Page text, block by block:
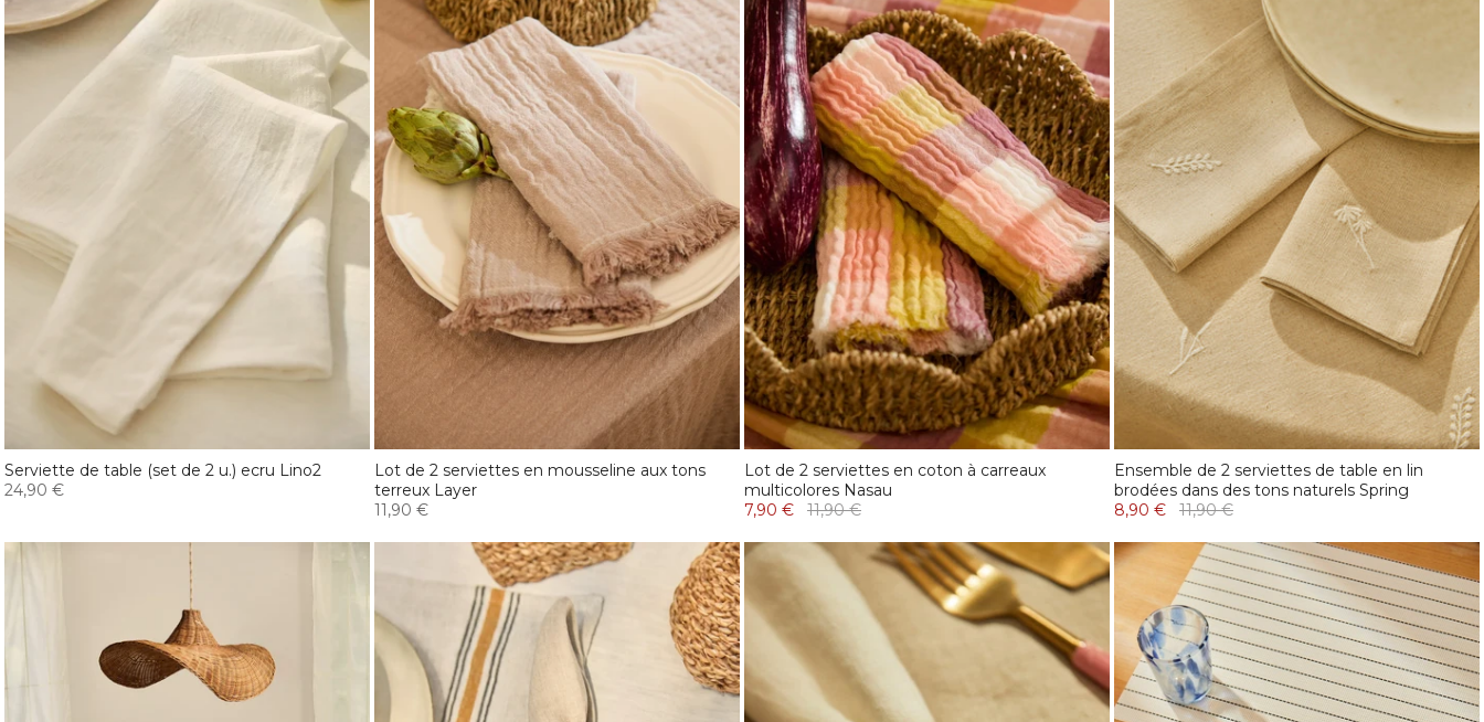
Serviette de table (set de 2 u.) ecru Lino2
24,90 €
Lot de 2 serviettes en mousseline aux tons
terreux Layer
11,90 €
Lot de 2 serviettes en coton à carreaux
multicolores Nasau
7,90 €
11,90 €
Ensemble de 2 serviettes de table en lin
brodées dans des tons naturels Spring
8,90 €
11,90 €